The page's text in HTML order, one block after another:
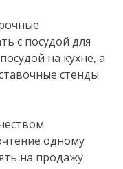
с посудой для
на кухне, а
стенды
одному
на продажу